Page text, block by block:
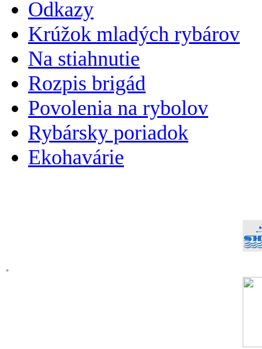
Odkazy
Krúžok mladých rybárov
Na stiahnutie
Rozpis brigád
Povolenia na rybolov
Rybársky poriadok
Ekohavárie
.